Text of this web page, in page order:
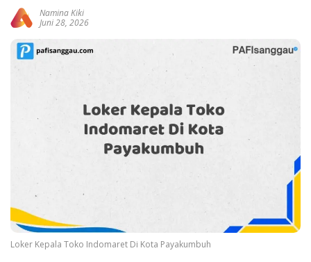
Namina Kiki
Juni 28, 2026
Loker Kepala Toko Indomaret Di Kota Payakumbuh